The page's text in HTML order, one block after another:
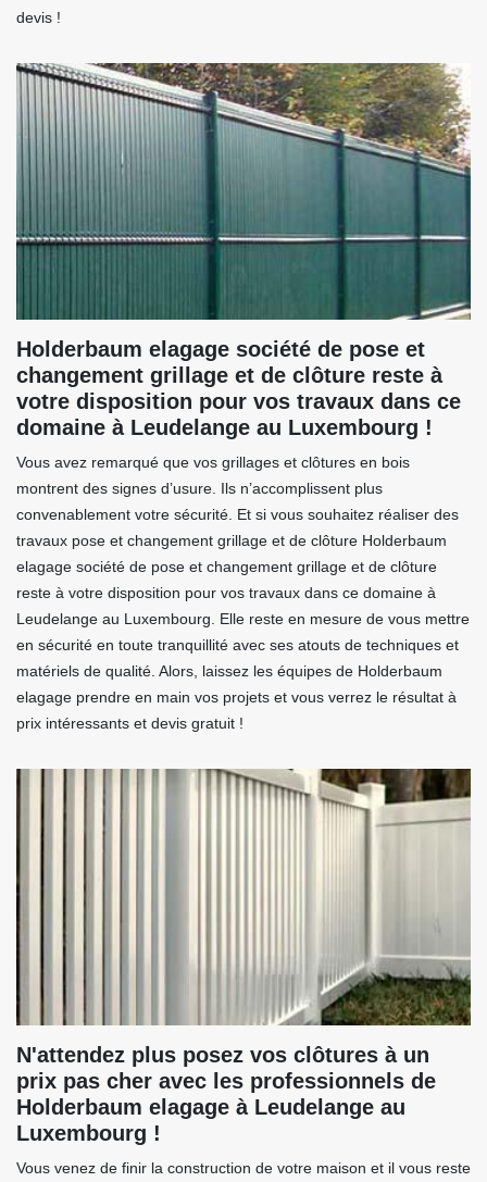
devis !
Holderbaum elagage société de pose et
changement grillage et de clôture reste à
votre disposition pour vos travaux dans ce
domaine à Leudelange au Luxembourg !
Vous avez remarqué que vos grillages et clôtures en bois
montrent des signes d’usure. Ils n’accomplissent plus
convenablement votre sécurité. Et si vous souhaitez réaliser des
travaux pose et changement grillage et de clôture Holderbaum
elagage société de pose et changement grillage et de clôture
reste à votre disposition pour vos travaux dans ce domaine à
Leudelange au Luxembourg. Elle reste en mesure de vous mettre
en sécurité en toute tranquillité avec ses atouts de techniques et
matériels de qualité. Alors, laissez les équipes de Holderbaum
elagage prendre en main vos projets et vous verrez le résultat à
prix intéressants et devis gratuit !
N'attendez plus posez vos clôtures à un
prix pas cher avec les professionnels de
Holderbaum elagage à Leudelange au
Luxembourg !
Vous venez de finir la construction de votre maison et il vous reste